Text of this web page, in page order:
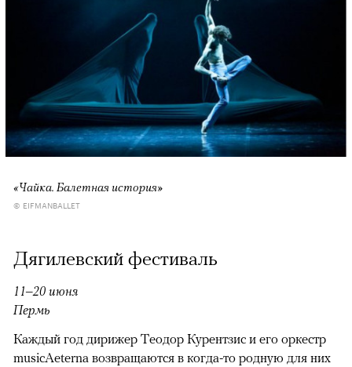
«Чайка. Балетная история»
© EIFMANBALLET
Дягилевский фестиваль
11–20 июня
Пермь
Каждый год дирижер Теодор Курентзис и его оркестр
musicAeterna возвращаются в когда-то родную для них